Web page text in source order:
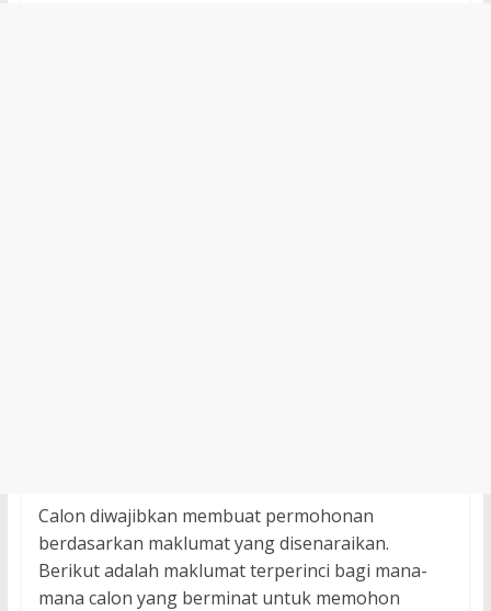
Calon diwajibkan membuat permohonan
berdasarkan maklumat yang disenaraikan.
Berikut adalah maklumat terperinci bagi mana-
mana calon yang berminat untuk memohon